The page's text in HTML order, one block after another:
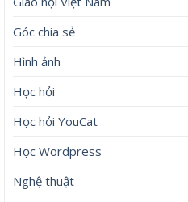
Góc chia sẻ
Hình ảnh
Học hỏi
Học hỏi YouCat
Học Wordpress
Nghệ thuật